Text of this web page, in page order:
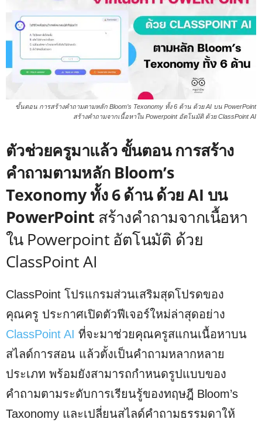
ขั้นตอน การสร้างคำถามตามหลัก Bloom’s Texonomy ทั้ง 6 ด้าน ด้วย AI บน PowerPoint
สร้างคำถามจากเนื้อหาใน Powerpoint อัตโนมัติ ด้วย ClassPoint AI
ตัวช่วยครูมาแล้ว ขั้นตอน การสร้าง
คำถามตามหลัก Bloom’s
Texonomy ทั้ง 6 ด้าน ด้วย AI บน
PowerPoint สร้างคำถามจากเนื้อหา
ใน Powerpoint อัตโนมัติ ด้วย
ClassPoint AI
ClassPoint โปรแกรมส่วนเสริมสุดโปรดของ
คุณครู ประกาศเปิดตัวฟีเจอร์ใหม่ล่าสุดอย่าง
ClassPoint AI ที่จะมาช่วยคุณครูสแกนเนื้อหาบน
สไลด์การสอน แล้วตั้งเป็นคำถามหลากหลาย
ประเภท พร้อมยังสามารถกำหนดรูปแบบของ
คำถามตามระดับการเรียนรู้ของทฤษฎี Bloom’s
Taxonomy และเปลี่ยนสไลด์คำถามธรรมดาให้